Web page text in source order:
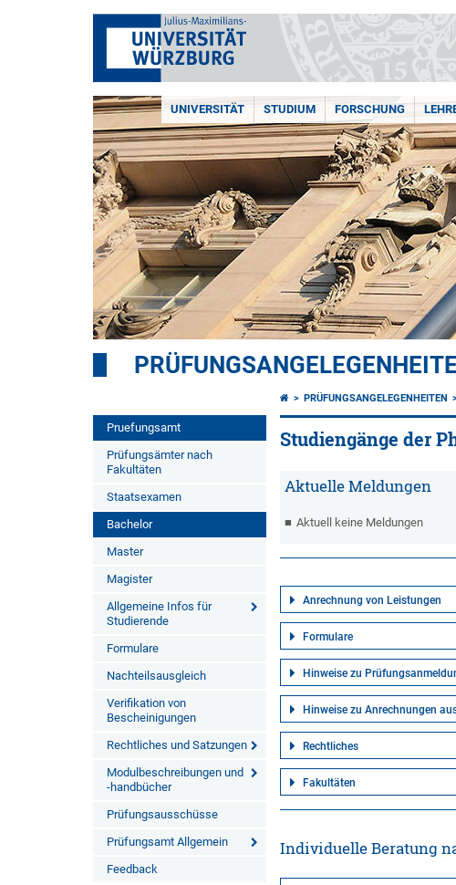
UNIVERSITÄT STUDIUM FORSCHUNG
Pruefungsamt
Prüfungsämter nach
Fakultäten
Staatsexamen
Bachelor
Master
Magister
Allgemeine Infos für
Studierende
Formulare
Nachteilsausgleich
Verifikation von
Bescheinigungen
Rechtliches und Satzungen
Modulbeschreibungen und
-handbücher
Prüfungsausschüsse
Prüfungsamt Allgemein
Feedback
PRÜFUNGSANGELEGENHEITEN
Studiengänge der
Aktuelle Meldungen
Aktuell keine Meldungen
Anrechnung von Leistungen
Formulare
Hinweise zu
Hinweise zu Anrechnungen
Rechtliches
Fakultäten
Individuelle Beratung